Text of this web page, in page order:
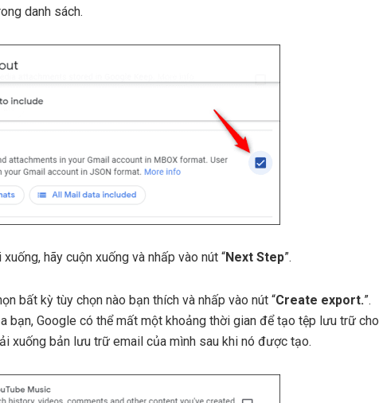
danh sách.
hãy cuộn xuống và nhấp vào nút “Next Step”.
bất kỳ tùy chọn nào bạn thích và nhấp vào nút “Create export.”.
bạn, Google có thể mất một khoảng thời gian để tạo tệp lưu trữ cho
xuống bản lưu trữ email của mình sau khi nó được tạo.